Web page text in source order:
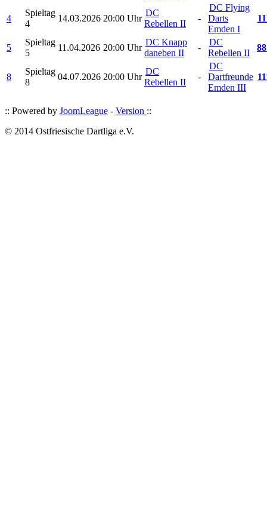
4
Spieltag
4
14.03.2026 20:00 Uhr
DC
Rebellen II
-
DC Flying
Darts
Emden I
5
Spieltag
5
11.04.2026 20:00 Uhr
DC Knapp
daneben II
-
DC
Rebellen II
8
Spieltag
8
04.07.2026 20:00 Uhr
DC
Rebellen II
-
DC
Dartfreunde
Emden III
:: Powered by JoomLeague - Version ::
© 2014 Ostfriesische Dartliga e.V.